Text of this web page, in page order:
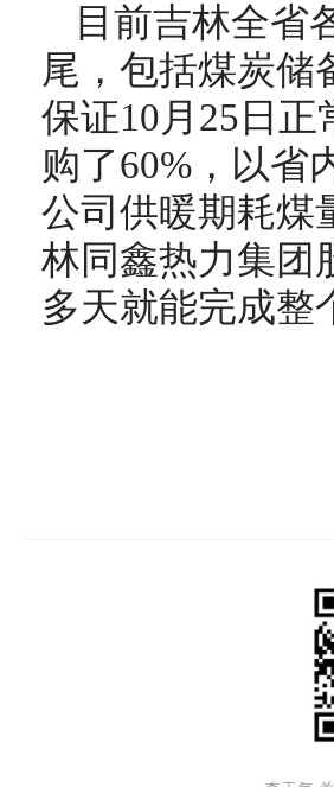
目前吉林全省
尾，包括煤炭储
保证10月25日
购了60%，以省
公司供暖期耗煤
林同鑫热力集团
多天就能完成整